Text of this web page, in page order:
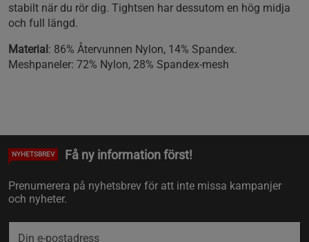
stabilt när du rör dig. Tightsen har dessutom en hög midja
och full längd.
Material: 86% Återvunnen Nylon, 14% Spandex.
Meshpaneler: 72% Nylon, 28% Spandex-mesh
NYHETSBREV Få ny information först!
Prenumerera på nyhetsbrev för att inte missa kampanjer
och nyheter.